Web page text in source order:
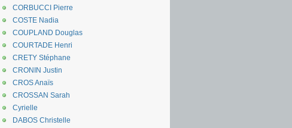
CORBUCCI Pierre
COSTE Nadia
COUPLAND Douglas
COURTADE Henri
CRETY Stéphane
CRONIN Justin
CROS Anaïs
CROSSAN Sarah
Cyrielle
DABOS Christelle